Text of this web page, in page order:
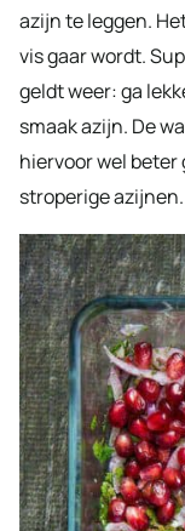
azijn te leggen.
vis gaar wordt.
geldt weer: ga
smaak azijn. De
hiervoor wel beter
stroperige azijnen.